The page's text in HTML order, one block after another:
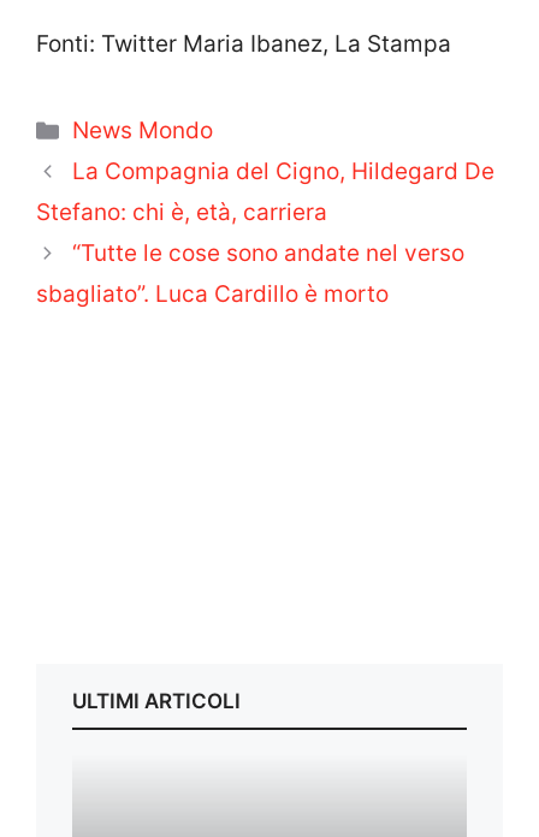
Fonti: Twitter Maria Ibanez, La Stampa
Categorie
News Mondo
La Compagnia del Cigno, Hildegard De
Stefano: chi è, età, carriera
“Tutte le cose sono andate nel verso
sbagliato”. Luca Cardillo è morto
ULTIMI ARTICOLI